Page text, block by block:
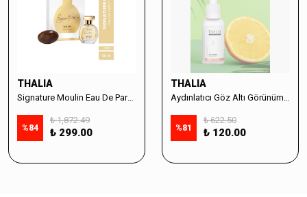
THALIA
Signature Moulin Eau De Parfüm Women 50ml & Sabun Seti
%84
₺ 1,872.49
₺ 299.00
THALIA
%81
₺ 622.50
₺ 120.00